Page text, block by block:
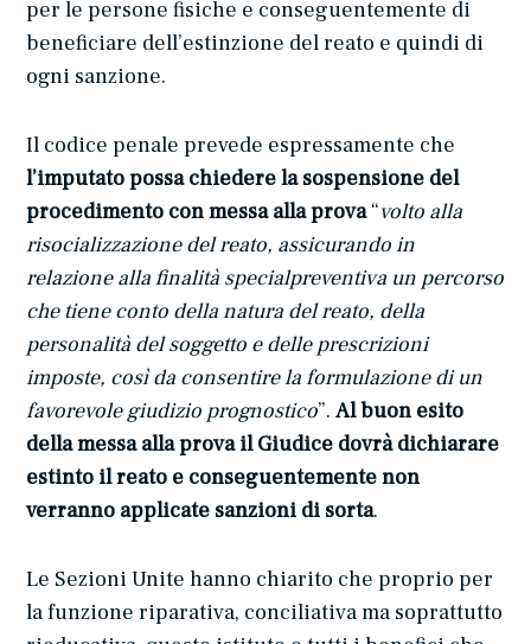
per le persone fisiche e conseguentemente di
beneficiare dell’estinzione del reato e quindi di
ogni sanzione.
Il codice penale prevede espressamente che
l’imputato possa chiedere la sospensione del
procedimento con messa alla prova“volto alla
risocializzazione del reato, assicurando in
relazione alla finalità specialpreventiva un percorso
che tiene conto della natura del reato, della
personalità del soggetto e delle prescrizioni
imposte, così da consentire la formulazione di un
favorevole giudizio prognostico”.Al buon esito
della messa alla prova il Giudice dovrà dichiarare
estinto il reato e conseguentemente non
verranno applicate sanzioni di sorta.
Le Sezioni Unite hanno chiarito che proprio per
la funzione riparativa, conciliativa ma soprattutto